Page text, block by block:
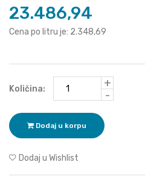
23.486,94
Cena po litru je: 2.348,69
Količina:
+
-
Dodaj u korpu
Dodaj u Wishlist